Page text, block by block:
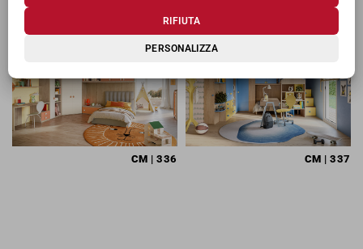
PERSONALIZZA
RIFIUTA
CM | 336 CM | 337